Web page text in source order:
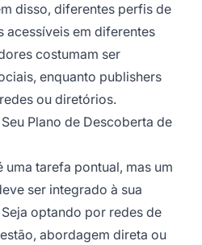
disso, diferentes perfis de
acessíveis em diferentes
costumam ser
enquanto publishers
ou diretórios.
Plano de Descoberta de
tarefa pontual, mas um
ser integrado à sua
optando por redes de
abordagem direta ou